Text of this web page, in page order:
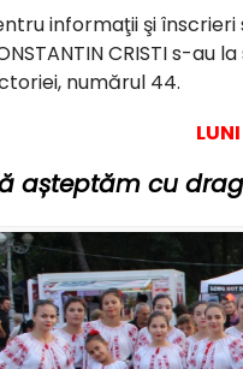
informaţii şi
CRISTI s-au
numărul 44.
așteptăm cu